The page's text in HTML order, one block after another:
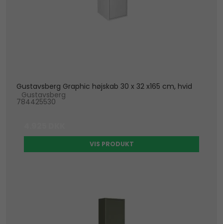
Gustavsberg Graphic højskab 30 x 32 x165 cm, hvid
Gustavsberg
784425530
VIS PRODUKT